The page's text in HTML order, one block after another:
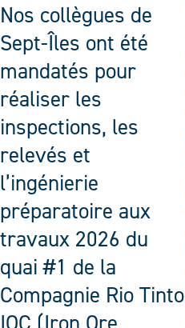
Nos collègues de
Sept-Îles ont été
mandatés pour
réaliser les
inspections, les
relevés et
l’ingénierie
préparatoire aux
travaux 2026 du
quai #1 de la
Compagnie Rio Tinto